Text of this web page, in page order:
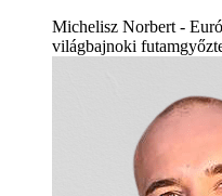
Michelisz Norbert -
világbajnoki